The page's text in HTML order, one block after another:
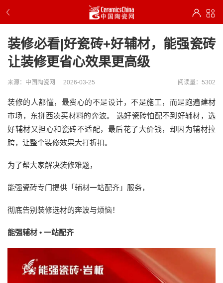
装修必看|好瓷砖+好辅材，能强瓷砖
让装修更省心效果更高级
来源：中国陶瓷网 2026-03-25 阅读量：5302
装修的人都懂，最费心的不是设计，不是施工，而是跑遍建材
市场，东拼西凑买材料的奔波。 选好瓷砖怕配不到好辅材，选
好辅材又担心和瓷砖不适配，最后花了大价钱，却因为辅材拉
胯，让整个装修效果大打折扣。
为了帮大家解决装修难题，
能强瓷砖专门提供「辅材一站配齐」服务，
彻底告别装修选材的奔波与烦恼！
能强辅材 • 一站配齐